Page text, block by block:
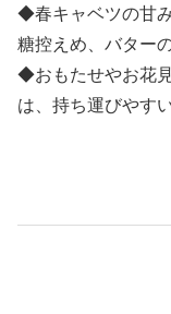
◆春キャベツの甘
糖控えめ、バター
◆おもたせやお花
は、持ち運びやす